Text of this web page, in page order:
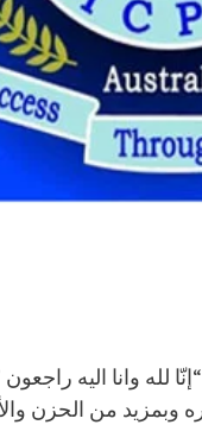
وبمزيد من الحزن